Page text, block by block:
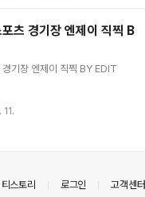
츠 경기장 엔제이 직찍 B
기장 엔제이 직찍 BY EDIT
티스토리 로그인 고객센터